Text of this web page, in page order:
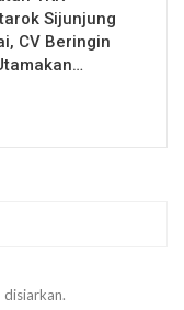
Sijunjung
CV Beringin